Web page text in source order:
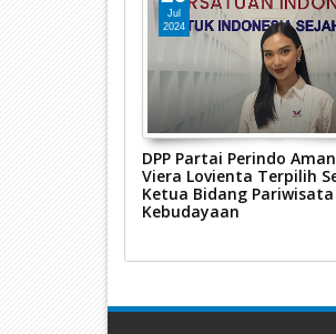
Jul
2024
DPP Partai Perindo
Viera Lovienta Terpilih
Ketua Bidang
Kebudayaan